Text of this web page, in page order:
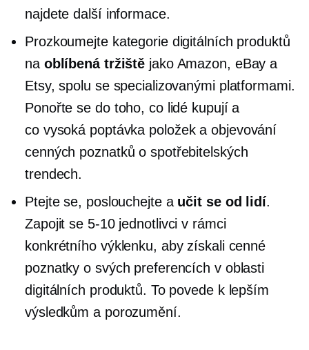
najdete další informace.
Prozkoumejte kategorie digitálních produktů
na oblíbená tržiště jako Amazon, eBay a
Etsy, spolu se specializovanými platformami.
Ponořte se do toho, co lidé kupují a
co vysoká poptávka položek a objevování
cenných poznatků o spotřebitelských
trendech.
Ptejte se, poslouchejte a učit se od lidí.
Zapojit se 5-10jednotlivci v rámci
konkrétního výklenku, aby získali cenné
poznatky o svých preferencích v oblasti
digitálních produktů. To povede k lepším
výsledkům a porozumění.